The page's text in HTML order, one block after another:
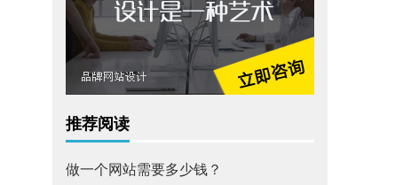
推荐阅读
做一个网站需要多少钱？